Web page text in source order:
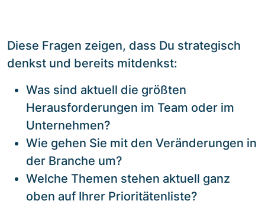
Diese Fragen zeigen, dass Du strategisch
denkst und bereits mitdenkst:
Was sind aktuell die größten
Herausforderungen im Team oder im
Unternehmen?
Wie gehen Sie mit den Veränderungen in
der Branche um?
Welche Themen stehen aktuell ganz
oben auf Ihrer Prioritätenliste?